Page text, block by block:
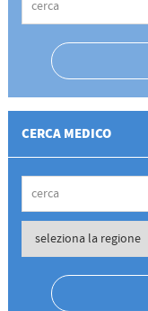
CERCA MEDICO